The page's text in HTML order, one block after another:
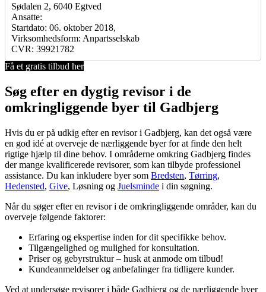
Sødalen 2, 6040 Egtved
Ansatte:
Startdato: 06. oktober 2018,
Virksomhedsform: Anpartsselskab
CVR: 39921782
Få et gratis tilbud her
Søg efter en dygtig revisor i de
omkringliggende byer til Gadbjerg
Hvis du er på udkig efter en revisor i Gadbjerg, kan det også være
en god idé at overveje de nærliggende byer for at finde den helt
rigtige hjælp til dine behov. I områderne omkring Gadbjerg findes
der mange kvalificerede revisorer, som kan tilbyde professionel
assistance. Du kan inkludere byer som Bredsten, Tørring,
Hedensted, Give, Løsning og Juelsminde i din søgning.
Når du søger efter en revisor i de omkringliggende områder, kan du
overveje følgende faktorer:
Erfaring og ekspertise inden for dit specifikke behov.
Tilgængelighed og mulighed for konsultation.
Priser og gebyrstruktur – husk at anmode om tilbud!
Kundeanmeldelser og anbefalinger fra tidligere kunder.
Ved at undersøge revisorer i både Gadbjerg og de nærliggende byer